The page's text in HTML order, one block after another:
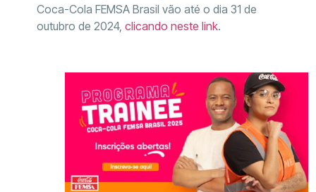
Coca-Cola FEMSA Brasil vão até o dia 31 de
outubro de 2024, clicando neste link.